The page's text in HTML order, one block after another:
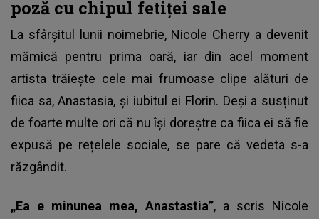
poză cu chipul fetiței sale
La sfârșitul lunii noimebrie, Nicole Cherry a devenit
mămică pentru prima oară, iar din acel moment
artista trăiește cele mai frumoase clipe alături de
fiica sa, Anastasia, și iubitul ei Florin. Deși a susținut
de foarte multe ori că nu își doreștre ca fiica ei să fie
expusă pe rețelele sociale, se pare că vedeta s-a
răzgândit.
„Ea e minunea mea, Anastastia”, a scris Nicole